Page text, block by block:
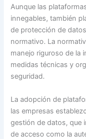
Aunque las
innegables, también
de protección de
normativo. La
manejo riguroso de la
medidas técnicas y
seguridad.
La adopción de
las empresas
gestión de datos, que
de acceso como la